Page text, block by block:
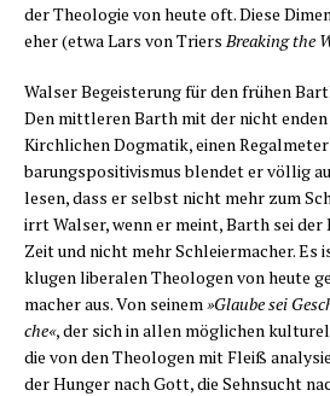
der Theo­lo­gie von heu­te oft. Die­se
eher (etwa Lars von Triers Brea­king the
Wal­ser Begeis­te­rung für den frü­hen
Den mitt­le­ren Barth mit der nicht enden
Kirch­li­chen Dog­ma­tik, einen
ba­rungs­po­si­ti­vis­mus blen­det er völ­lig
lesen, dass er selbst nicht mehr zum
irrt Wal­ser, wenn er meint, Barth sei
Zeit und nicht mehr Schlei­er­ma­cher. Es
klu­gen libe­ra­len Theo­lo­gen von heu­te
ma­cher aus. Von sei­nem »Glau­be sei
che«, der sich in allen mög­li­chen
die von den Theo­lo­gen mit Fleiß
der Hun­ger nach Gott, die Sehn­sucht